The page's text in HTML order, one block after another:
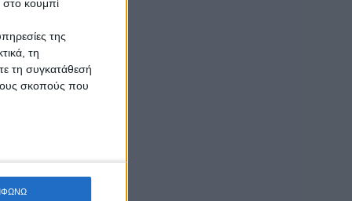
στο κουμπί
της
τη
τη συγκατάθεσή
σκοπούς που